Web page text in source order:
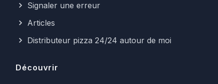
Signaler une erreur
Articles
Distributeur pizza 24/24 autour de moi
Découvrir